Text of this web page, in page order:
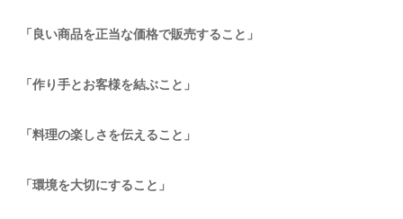
「良い商品を正当な価格で販売すること」
「作り手とお客様を結ぶこと」
「料理の楽しさを伝えること」
「環境を大切にすること」